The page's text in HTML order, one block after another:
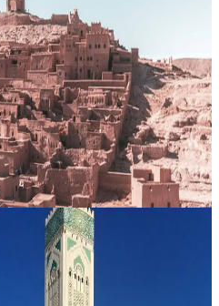
a Fes via Merzouga
giorni da Marrakesh a Fes,
intensa nei paesaggi più
le montagne dell’Alto
per Esplorare